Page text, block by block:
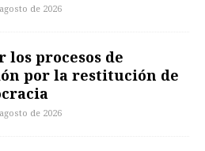
de 2026
los procesos de
por la restitución de
de 2026